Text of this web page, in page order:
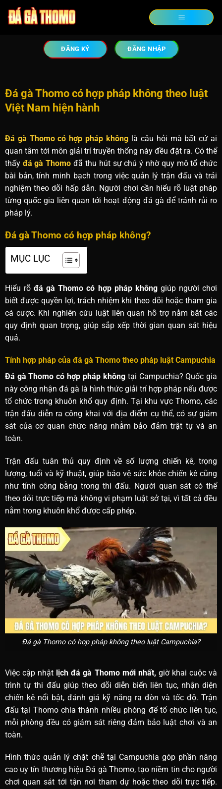
ĐĂNG KÝ ĐĂNG NHẬP
Đá gà Thomo có hợp pháp không theo luật
Việt Nam hiện hành
Đá gà Thomo có hợp pháp không là câu hỏi mà bất cứ ai
quan tâm tới môn giải trí truyền thống này đều đặt ra. Có thể
thấyđá gà Thomo đã thu hút sự chú ý nhờ quy mô tổ chức
bài bản, tính minh bạch trong việc quản lý trận đấu và trải
nghiệm theo dõi hấp dẫn. Người chơi cần hiểu rõ luật pháp
từng quốc gia liên quan tới hoạt động đá gà để tránh rủi ro
pháp lý.
Đá gà Thomo có hợp pháp không?
MỤC LỤC
Hiểu rõđá gà Thomo có hợp pháp khônggiúp người chơi
biết được quyền lợi, trách nhiệm khi theo dõi hoặc tham gia
cá cược. Khi nghiên cứu luật liên quan hỗ trợ nắm bắt các
quy định quan trọng, giúp sắp xếp thời gian quan sát hiệu
quả.
Tính hợp pháp của đá gà Thomo theo pháp luật Campuchia
Đá gà Thomo có hợp pháp không tại Campuchia? Quốc gia
này công nhận đá gà là hình thức giải trí hợp pháp nếu được
tổ chức trong khuôn khổ quy định. Tại khu vực Thomo, các
trận đấu diễn ra công khai với địa điểm cụ thể, có sự giám
sát của cơ quan chức năng nhằm bảo đảm trật tự và an
toàn.
Trận đấu tuân thủ quy định về số lượng chiến kê, trọng
lượng, tuổi và kỹ thuật, giúp bảo vệ sức khỏe chiến kê cũng
như tính công bằng trong thi đấu. Người quan sát có thể
theo dõi trực tiếp mà không vi phạm luật sở tại, vì tất cả đều
nằm trong khuôn khổ được cấp phép.
Đá gà Thomo có hợp pháp không theo luật Campuchia?
Việc cập nhật lịch đá gà Thomo mới nhất, giờ khai cuộc và
trình tự thi đấu giúp theo dõi diễn biến liên tục, nhận diện
chiến kê nổi bật, đánh giá kỹ năng ra đòn và tốc độ. Trận
đấu tại Thomo chia thành nhiều phòng để tổ chức liên tục,
mỗi phòng đều có giám sát riêng đảm bảo luật chơi và an
toàn.
Hình thức quản lý chặt chẽ tại Campuchia góp phần nâng
cao uy tín thương hiệu Đá gà Thomo, tạo niềm tin cho người
chơi quan sát tới tận nơi tham dự hoặc theo dõi trực tiếp.